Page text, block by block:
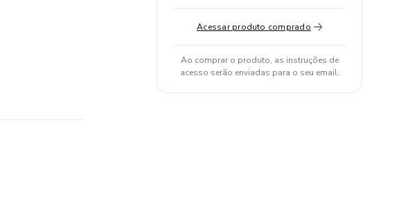
Acessar produto comprado
Ao comprar o produto, as instruções de
acesso serão enviadas para o seu email.